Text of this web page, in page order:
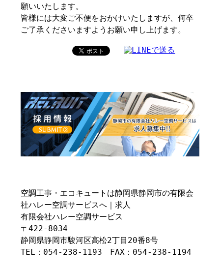
願いいたします。
皆様には大変ご不便をおかけいたしますが、何卒
ご了承くださいますようお願い申し上げます。
空調工事・エコキュートは静岡県静岡市の有限会
社ハレー空調サービスへ｜求人
有限会社ハレー空調サービス
〒422-8034
静岡県静岡市駿河区高松2丁目20番8号
TEL：054-238-1193 FAX：054-238-1194